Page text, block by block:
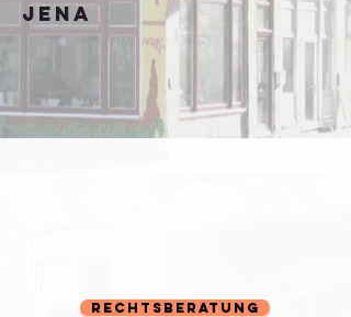
Jena
Rechtsberatung